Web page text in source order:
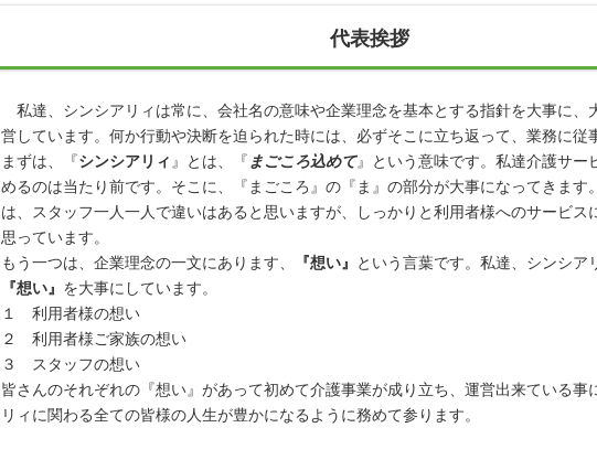
代表挨拶
私達、シンシアリィは常に、会社名の意味や企業理念を基本とする指針を大事に、
営しています。何か行動や決断を迫られた時には、必ずそこに立ち返って、業務に従
まずは、『シンシアリィ 』とは、『まごころ込めて』という意味です。私達介護サー
めるのは当たり前です。そこに、『まごころ』の『ま』の部分が大事になってきます
は、スタッフ一人一人で違いはあると思いますが、しっかりと利用者様へのサービス
思っています。
もう一つは、企業理念の一文にあります、
『想い』 という言葉です。私達、シンシア
『想い』 を大事にしています。
１ 利用者様の想い
２ 利用者様ご家族の想い
３ スタッフの想い
皆さんのそれぞれの『想い』があって初めて介護事業が成り立ち、運営出来ている事
リィに関わる全ての皆様の人生が豊かになるように務めて参ります。